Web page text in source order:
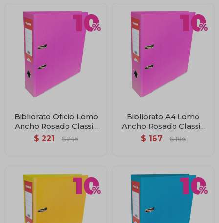
Bibliorato Oficio Lomo
Ancho Rosado Classic
Teoría+
$ 221 $ 245
Bibliorato A4 Lomo
Ancho Rosado Classic
Teoría+
$ 167 $ 186